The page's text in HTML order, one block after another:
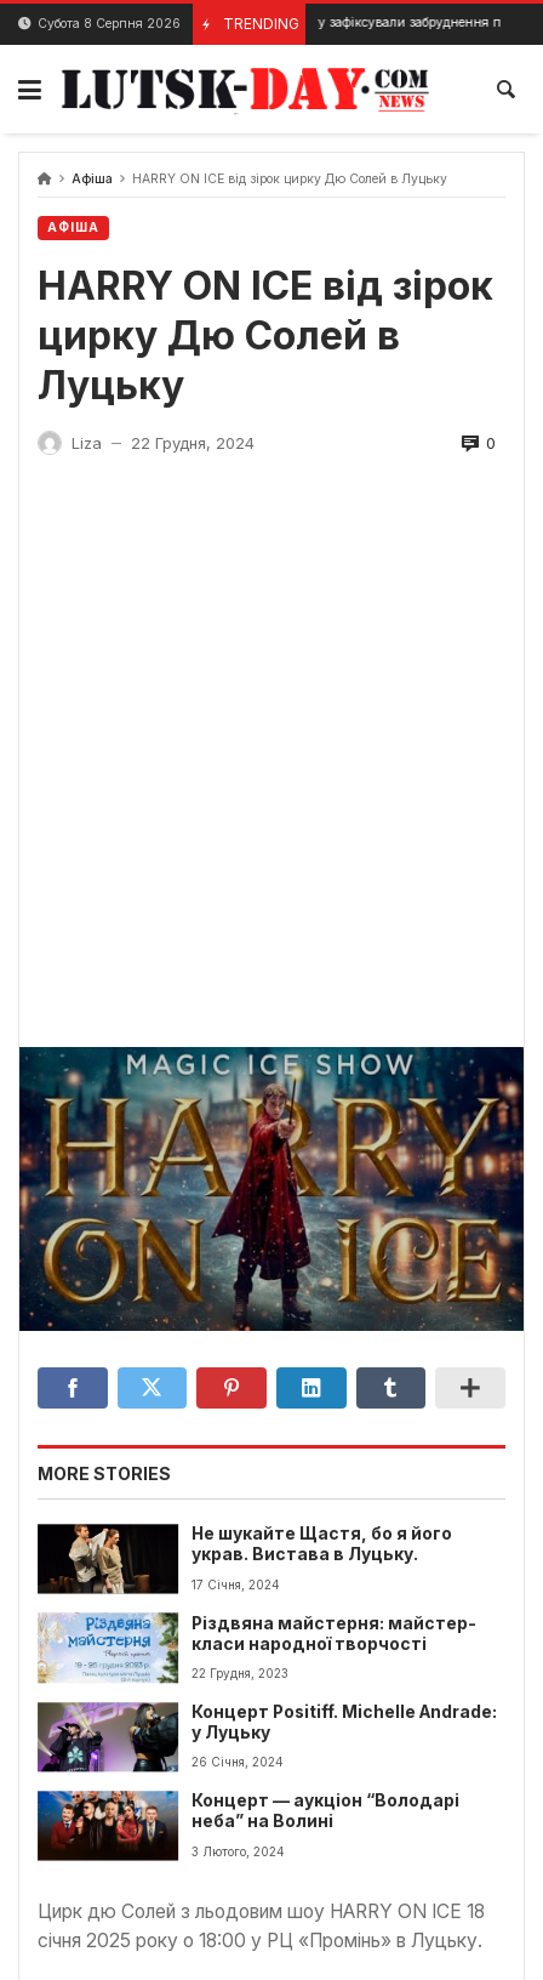
Skip
content
Субота 8 Серпня 2026 TRENDING
28 Лютого, 2024 У Луцьку зафіксували забруднення повітря
Афіша HARRY ON ICE від зірок цирку Дю Солей в Луцьку
АФІША
HARRY ON ICE від зірок
цирку Дю Солей в
Луцьку
Liza — 22 Грудня, 2024 0
MORE STORIES
Не шукайте Щастя, бо я його
украв. Вистава в Луцьку.
17 Січня, 2024
Різдвяна майстерня: майстер-
класи народної творчості
22 Грудня, 2023
Концерт Positiff. Michelle Andrade:
у Луцьку
26 Січня, 2024
Концерт — аукціон “Володарі
неба” на Волині
3 Лютого, 2024
Цирк дю Солей з льодовим шоу HARRY ON ICE 18
січня 2025 року о 18:00 у РЦ «Промінь» в Луцьку.